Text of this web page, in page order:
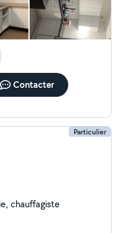
Contacter
Particulier
chauffagiste